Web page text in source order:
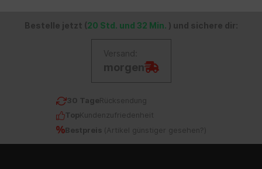
Bestelle jetzt ( 20 Std. und 32 Min. ) und sichere dir:
Versand:
morgen
30 TageRücksendung
TopKundenzufriedenheit
Bestpreis ( Artikel günstiger gesehen? )